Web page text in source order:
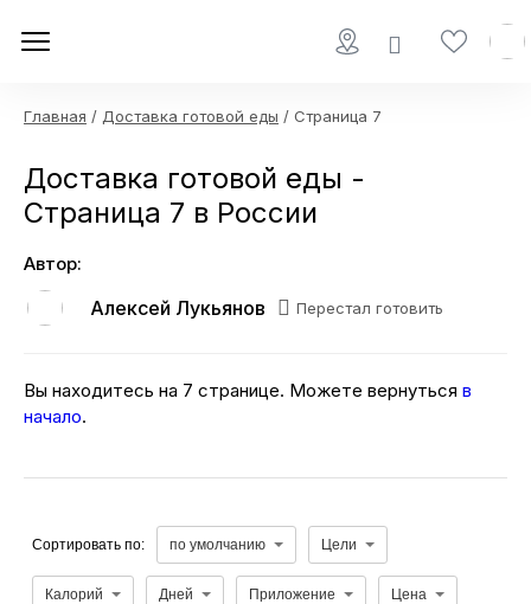
Главная / Доставка готовой еды / Страница 7
Доставка готовой еды -
Страница 7 в России
Автор:
Алексей Лукьянов Перестал готовить
Вы находитесь на 7 странице. Можете вернуться в
начало.
Сортировать по: по умолчанию Цели
Калорий Дней Приложение Цена